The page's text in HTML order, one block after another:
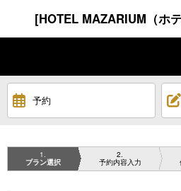
[HOTEL MAZARIUM（ホ
予約
1
プラン選択
2
予約内容入力